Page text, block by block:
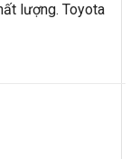
lượng. Toyota